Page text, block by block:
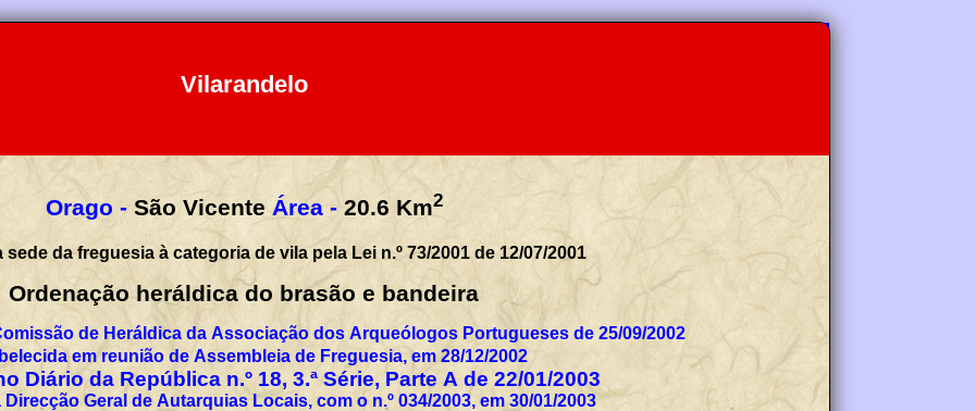
Vilarandelo
Orago - São Vicente Área - 20.6 Km2
sede da freguesia à categoria de vila pela Lei n.º 73/2001 de 12/07/2001
Ordenação heráldica do brasão e bandeira
de Heráldica da Associação dos Arqueólogos Portugueses de 25/09/2002
em reunião de Assembleia de Freguesia, em 28/12/2002
Diário da República n.º 18, 3.ª Série, Parte A de 22/01/2003
Geral de Autarquias Locais, com o n.º 034/2003, em 30/01/2003